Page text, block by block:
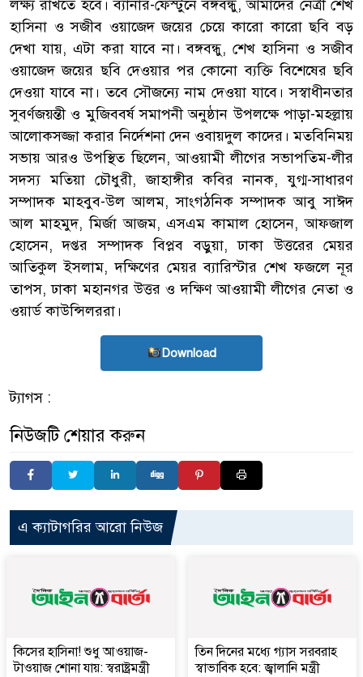
লক্ষ্য রাখতে হবে। ব্যানার-ফেস্টুনে বঙ্গবন্ধু, আমাদের নেত্রী শেখ
হাসিনা ও সজীব ওয়াজেদ জয়ের চেয়ে কারো কারো ছবি বড়
দেখা যায়, এটা করা যাবে না। বঙ্গবন্ধু, শেখ হাসিনা ও সজীব
ওয়াজেদ জয়ের ছবি দেওয়ার পর কোনো ব্যক্তি বিশেষের ছবি
দেওয়া যাবে না। তবে সৌজন্যে নাম দেওয়া যাবে। সস্বাধীনতার
সুবর্ণজয়ন্তী ও মুজিববর্ষ সমাপনী অনুষ্ঠান উপলক্ষে পাড়া-মহল্লায়
আলোকসজ্জা করার নির্দেশনা দেন ওবায়দুল কাদের। মতবিনিময়
সভায় আরও উপস্থিত ছিলেন, আওয়ামী লীগের সভাপতিম-লীর
সদস্য মতিয়া চৌধুরী, জাহাঙ্গীর কবির নানক, যুগ্ম-সাধারণ
সম্পাদক মাহবুব-উল আলম, সাংগঠনিক সম্পাদক আবু সাঈদ
আল মাহমুদ, মির্জা আজম, এসএম কামাল হোসেন, আফজাল
হোসেন, দপ্তর সম্পাদক বিপ্লব বড়ুয়া, ঢাকা উত্তরের মেয়র
আতিকুল ইসলাম, দক্ষিণের মেয়র ব্যারিস্টার শেখ ফজলে নূর
তাপস, ঢাকা মহানগর উত্তর ও দক্ষিণ আওয়ামী লীগের নেতা ও
ওয়ার্ড কাউন্সিলররা।
Download
ট্যাগস :
নিউজটি শেয়ার করুন
এ ক্যাটাগরির আরো নিউজ
কিসের হাসিনা! শুধু আওয়াজ-
টাওয়াজ শোনা যায়: স্বরাষ্ট্রমন্ত্রী
তিন দিনের মধ্যে গ্যাস সরবরাহ
স্বাভাবিক হবে: জ্বালানি মন্ত্রী